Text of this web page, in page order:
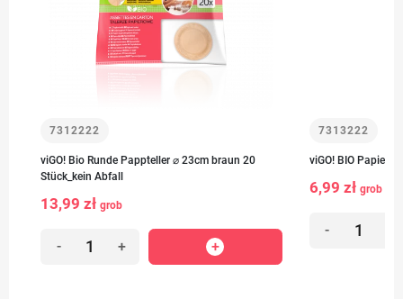
7312222
viGO! Bio Runde Pappteller ⌀ 23cm braun 20
Stück_kein Abfall
13,99 zł grob
- +
7313222
viGO! BIO
6,99 zł grob
-